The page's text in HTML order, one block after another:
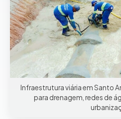
Infraestrutura viária em Santo
para drenagem, redes de